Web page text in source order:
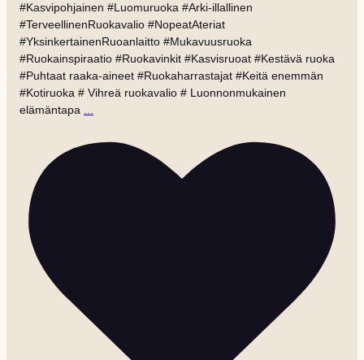
#Kasvipohjainen #Luomuruoka #Arki-illallinen
#TerveellinenRuokavalio #NopeatAteriat
#YksinkertainenRuoanlaitto #Mukavuusruoka
#Ruokainspiraatio #Ruokavinkit #Kasvisruoat #Kestävä ruoka
#Puhtaat raaka-aineet #Ruokaharrastajat #Keitä enemmän
#Kotiruoka # Vihreä ruokavalio # Luonnonmukainen
elämäntapa